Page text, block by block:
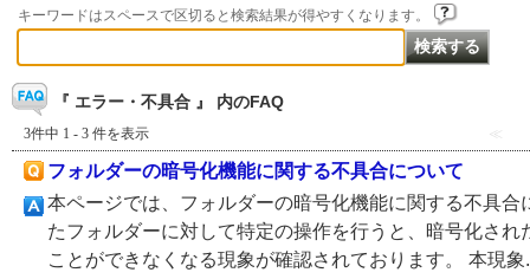
キーワードはスペースで区切ると検索結果が得やすくなります。
『 エラー・不具合 』 内のFAQ
3件中 1 - 3 件を表示 ≪
フォルダーの暗号化機能に関する不具合について
本ページでは、フォルダーの暗号化機能に関する不具
たフォルダーに対して特定の操作を行うと、暗号化さ
ことができなくなる現象が確認されております。 本現